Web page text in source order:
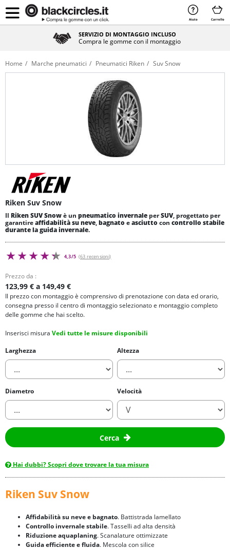
Aiuto Carrello
SERVIZIO DI MONTAGGIO INCLUSO
Compra le gomme con il montaggio
Home Marche pneumatici Pneumatici Riken Suv Snow
Riken Suv Snow
Il Riken SUV Snowè un pneumatico invernale perSUV, progettato per
garantireaffidabilità su neve,bagnato easciutto con controllo stabile
durante la guida invernale.
4,3/5 (63 recensioni)
Prezzo da :
123,99 € a 149,49 €
Il prezzo con montaggio è comprensivo di prenotazione con data ed orario,
consegna presso il centro di montaggio selezionato e montaggio completo
delle gomme che hai scelto.
Inserisci misura Vedi tutte le misure disponibili
Larghezza
Altezza
Diametro Velocità
Cerca
Hai dubbi? Scopri dove trovare la tua misura
Riken Suv Snow
Affidabilità su neve e bagnato. Battistrada lamellato
Controllo invernale stabile. Tasselli ad alta densità
Riduzione aquaplaning. Scanalature ottimizzate
Guida efficiente e fluida. Mescola con silice